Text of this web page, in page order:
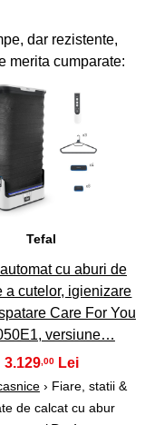
dar rezistente,
merita cumparate:
42
Tefal
cu aburi de
a cutelor, igienizare
Care For You
versiune…
3.129,00
› Fiare, statii &
de calcat cu abur